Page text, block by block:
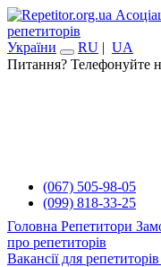
репетиторів
України
RU | UA
Питання? Телефонуйте
(067) 505-98-05
(099) 818-33-25
Головна Репетитори
про репетиторів
Вакансії для репетиторів